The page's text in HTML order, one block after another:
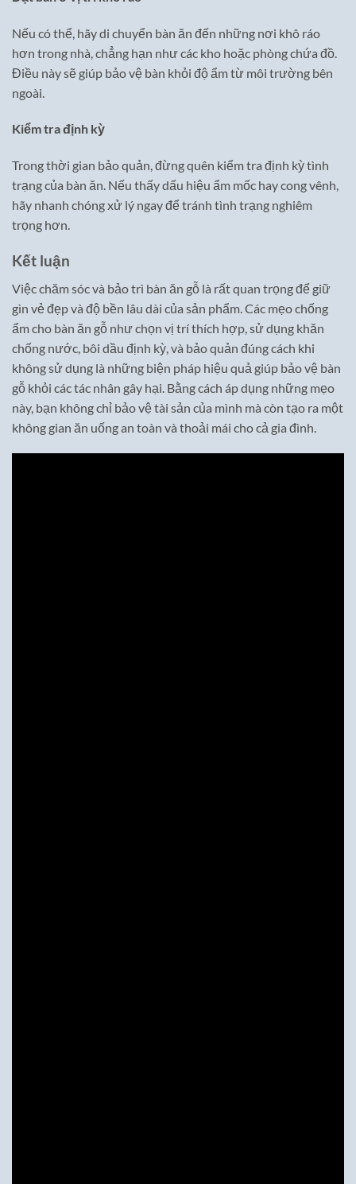
Nếu có thể, hãy di chuyển bàn ăn đến những nơi khô ráo
hơn trong nhà, chẳng hạn như các kho hoặc phòng chứa đồ.
Điều này sẽ giúp bảo vệ bàn khỏi độ ẩm từ môi trường bên
ngoài.
Kiểm tra định kỳ
Trong thời gian bảo quản, đừng quên kiểm tra định kỳ tình
trạng của bàn ăn. Nếu thấy dấu hiệu ẩm mốc hay cong vênh,
hãy nhanh chóng xử lý ngay để tránh tình trạng nghiêm
trọng hơn.
Kết luận
Việc chăm sóc và bảo trì bàn ăn gỗ là rất quan trọng để giữ
gìn vẻ đẹp và độ bền lâu dài của sản phẩm. Các mẹo chống
ẩm cho bàn ăn gỗ như chọn vị trí thích hợp, sử dụng khăn
chống nước, bôi dầu định kỳ, và bảo quản đúng cách khi
không sử dụng là những biện pháp hiệu quả giúp bảo vệ bàn
gỗ khỏi các tác nhân gây hại. Bằng cách áp dụng những mẹo
này, bạn không chỉ bảo vệ tài sản của mình mà còn tạo ra một
không gian ăn uống an toàn và thoải mái cho cả gia đình.